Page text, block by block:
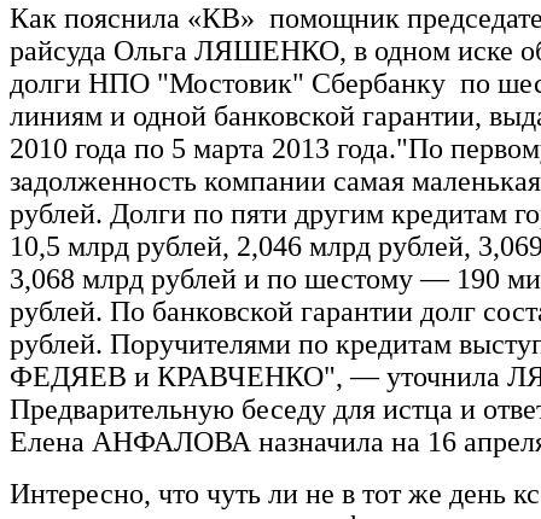
Как пояснила «КВ» помощник
райсуда Ольга ЛЯШЕНКО, в одном иске
долги НПО "Мостовик" Сбербанку по
линиям и одной банковской гарантии,
2010 года по 5 марта 2013 года."По
задолженность компании самая
рублей. Долги по пяти другим кредитам
10,5 млрд рублей, 2,046 млрд рублей,
3,068 млрд рублей и по шестому — 190
рублей. По банковской гарантии долг
рублей. Поручителями по кредитам
ФЕДЯЕВ и КРАВЧЕНКО", — уточнила
Предварительную беседу для истца и
Елена АНФАЛОВА назначила на 16
Интересно, что чуть ли не в тот же день